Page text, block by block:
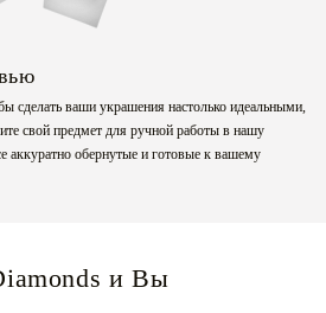
сделать ваши украшения настолько идеальными,
свой предмет для ручной работы в нашу
обернутые и готовые к вашему
и Вы